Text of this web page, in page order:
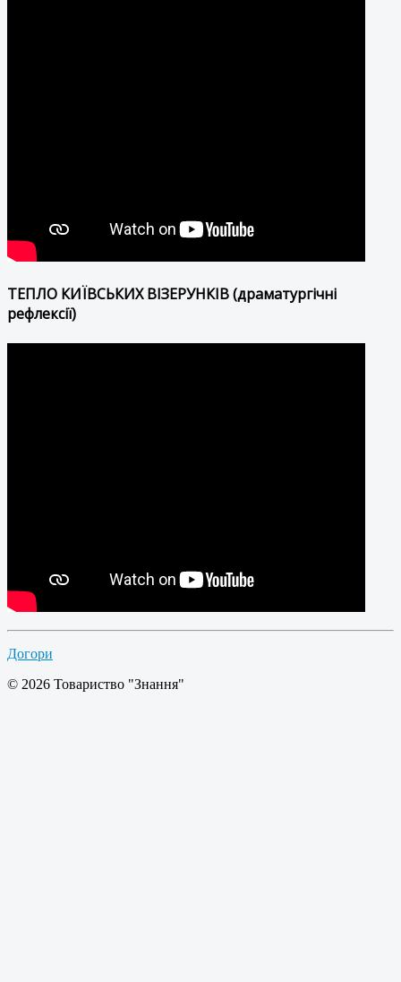
ТЕПЛО КИЇВСЬКИХ ВІЗЕРУНКІВ (драматургічні
рефлексії)
Догори
© 2026 Товариство "Знання"